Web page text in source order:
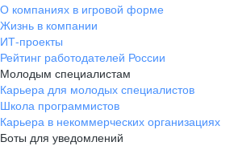
О компаниях в игровой форме
Жизнь в компании
ИТ-проекты
Рейтинг работодателей России
Молодым специалистам
Карьера для молодых специалистов
Школа программистов
Карьера в некоммерческих организациях
Боты для уведомлений